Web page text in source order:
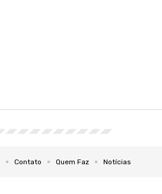
Contato Quem Faz Notícias